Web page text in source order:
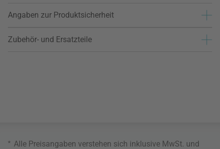
Angaben zur Produktsicherheit
Zubehör- und Ersatzteile
* Alle Preisangaben verstehen sich inklusive MwSt. und